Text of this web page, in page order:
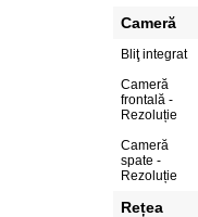
Cameră
Bliţ integrat
Cameră
frontală -
Rezoluție
Cameră
spate -
Rezoluție
Rețea